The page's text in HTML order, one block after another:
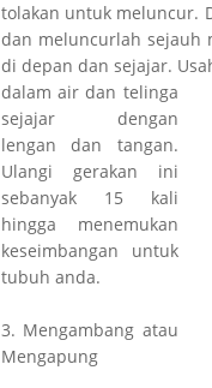
tolakan untuk meluncur.
dan meluncurlah sejauh
di depan dan sejajar.
dalam air dan telinga
sejajar dengan
lengan dan tangan.
Ulangi gerakan ini
sebanyak 15 kali
hingga menemukan
keseimbangan untuk
tubuh anda.
3. Mengambang atau
Mengapung